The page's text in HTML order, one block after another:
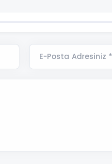
E-Posta Adresiniz *